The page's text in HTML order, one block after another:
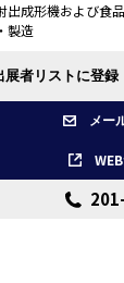
出成形機および食
製造
展者リストに登録
メー